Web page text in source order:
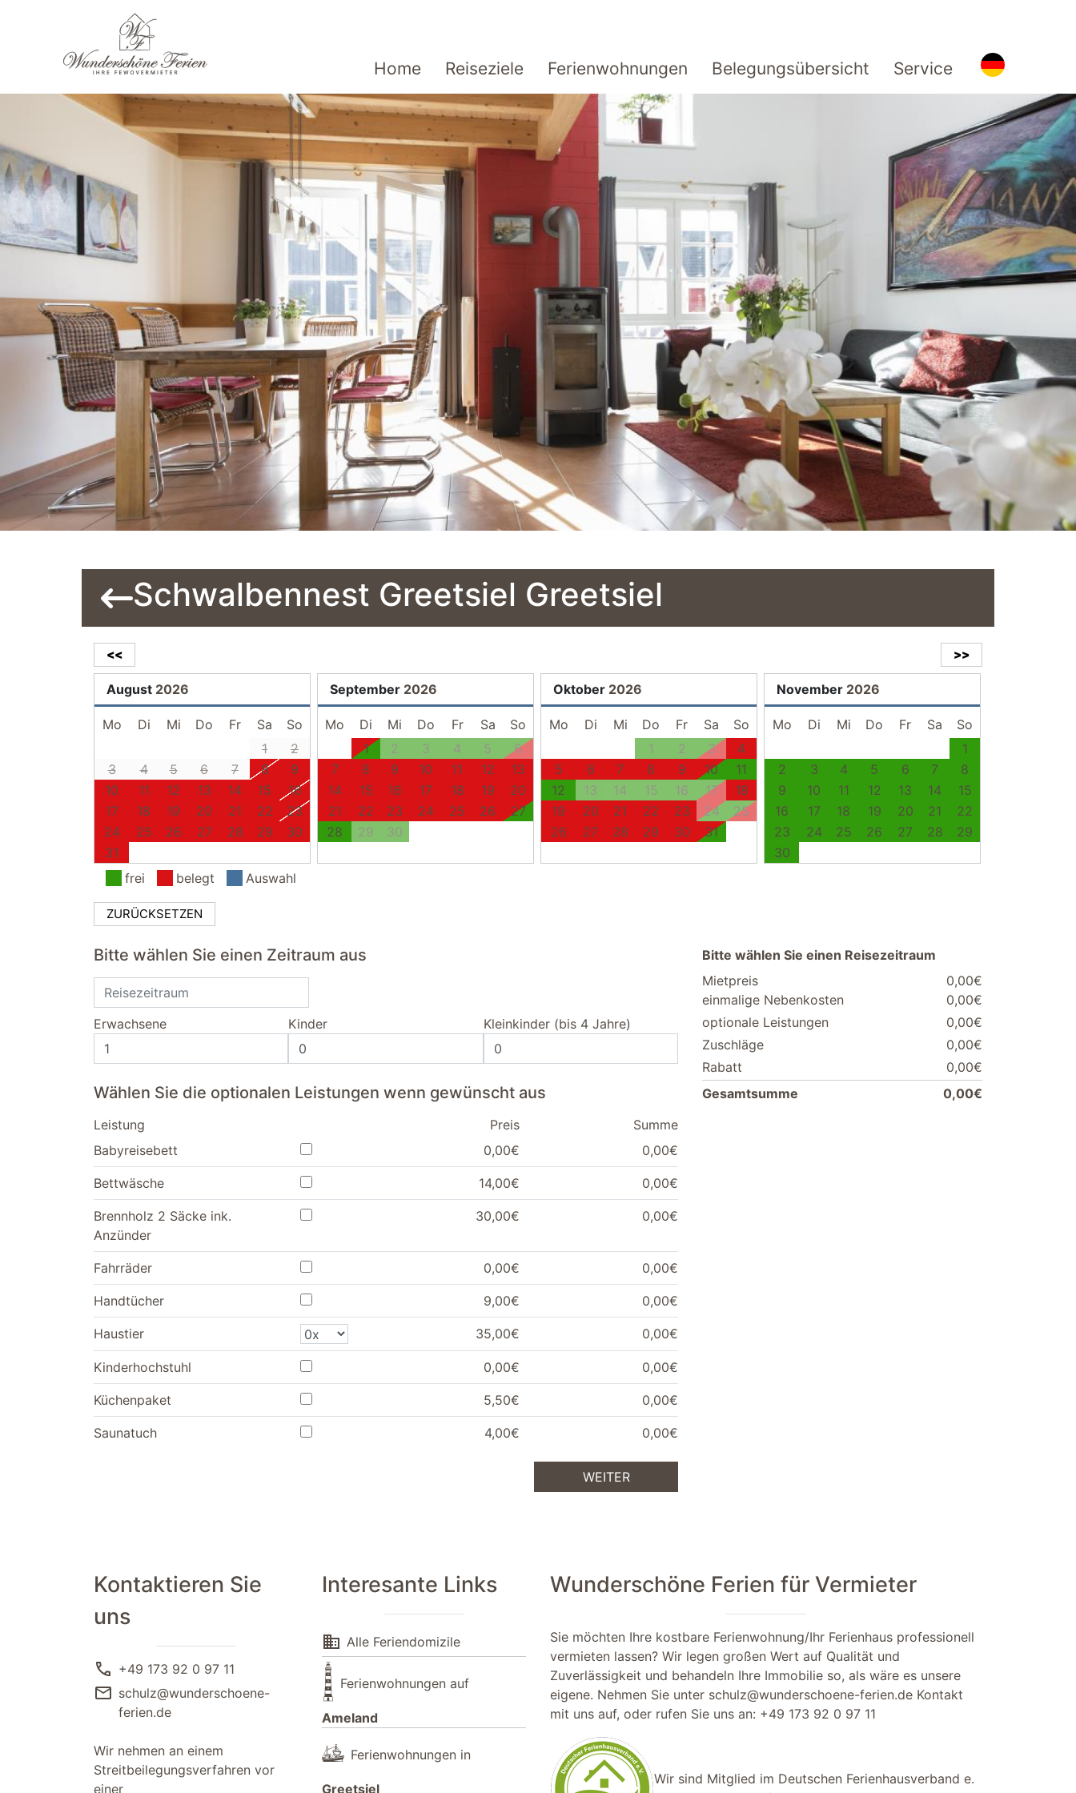
Home Reiseziele Ferienwohnungen Belegungsübersicht Service
Schwalbennest Greetsiel Greetsiel
>>
<<
August 2026
Mo Di Mi Do Fr Sa
So
1
2
3
4 5 6 7 8
9
10
11 12 13 14 15
16
17
18 19 20 21 22
23
24
25 26 27 28 29
30
31
September 2026
Mo Di Mi Do Fr Sa
So
1
2 3 4 5
6
7
8 9 10 11 12
13
14
15 16 17 18 19
20
21
22 23 24 25 26
27
28
29 30
Oktober 2026
Mo Di Mi Do Fr Sa
So
1
2 3
4
5
6 7 8 9 10
11
12
13 14 15 16 17
18
19
20 21 22 23 24
25
26
27 28 29 30 31
November 2026
Mo Di Mi Do Fr Sa
So
1
2
3 4 5 6 7
8
9
10 11 12 13 14
15
16
17 18 19 20 21
22
23
24 25 26 27 28
29
30
frei
belegt Auswahl
ZURÜCKSETZEN
Bitte wählen Sie einen Zeitraum aus
Erwachsene Kinder Kleinkinder (bis 4 Jahre)
Wählen Sie die optionalen Leistungen wenn gewünscht aus
Leistung Preis
Summe
Babyreisebett
0,00€ 0,00€
Bettwäsche 14,00€ 0,00€
Brennholz 2 Säcke ink.
Anzünder
30,00€ 0,00€
Fahrräder 0,00€ 0,00€
Handtücher 9,00€ 0,00€
Haustier 35,00€ 0,00€
Kinderhochstuhl 0,00€ 0,00€
Küchenpaket 5,50€ 0,00€
Saunatuch 4,00€ 0,00€
WEITER
Bitte wählen Sie einen Reisezeitraum
Mietpreis
0,00€
einmalige Nebenkosten
0,00€
optionale Leistungen
0,00€
Zuschläge
0,00€
Rabatt
0,00€
Gesamtsumme
0,00€
Kontaktieren Sie
uns
call +49 173 92 0 97 11
mail schulz@wunderschoene-
ferien.de
Wir nehmen an einem
Streitbeilegungsverfahren vor
einer
Interesante Links
domain Alle Feriendomizile
Ferienwohnungen auf
Ameland
Ferienwohnungen in
Greetsiel
Wunderschöne Ferien für Vermieter
Sie möchten Ihre kostbare Ferienwohnung/Ihr Ferienhaus professionell
vermieten lassen? Wir legen großen Wert auf Qualität und
Zuverlässigkeit und behandeln Ihre Immobilie so, als wäre es unsere
eigene. Nehmen Sie unter schulz@wunderschoene-ferien.de Kontakt
mit uns auf, oder rufen Sie uns an: +49 173 92 0 97 11
Wir sind Mitglied im Deutschen Ferienhausverband e.